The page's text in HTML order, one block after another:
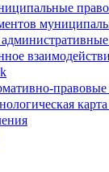
правовые